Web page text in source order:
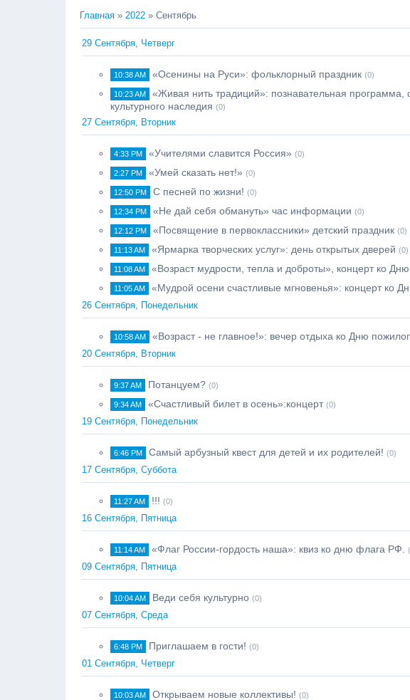
Главная » 2022 » Сентябрь
29 Сентября, Четверг
10:38 AM «Осенины на Руси»: фольклорный праздник (0)
10:23 AM
«Живая нить традиций»: познавательная
культурного наследия (0)
27 Сентября, Вторник
4:33 PM «Учителями славится Россия» (0)
2:27 PM «Умей сказать нет!» (0)
12:50 PM С песней по жизни! (0)
12:34 PM «Не дай себя обмануть» час информации (0)
12:12 PM «Посвящение в первоклассники» детский праздник (0)
11:13 AM «Ярмарка творческих услуг»: день открытых дверей (0)
11:08 AM «Возраст мудрости, тепла и доброты», концерт ко
11:05 AM «Мудрой осени счастливые мгновенья»: концерт ко
26 Сентября, Понедельник
10:58 AM «Возраст - не главное!»: вечер отдыха ко Дню
20 Сентября, Вторник
9:37 AM Потанцуем? (0)
9:34 AM «Счастливый билет в осень»:концерт (0)
19 Сентября, Понедельник
6:46 PM Самый арбузный квест для детей и их родителей! (0)
17 Сентября, Суббота
11:27 AM !!! (0)
16 Сентября, Пятница
11:14 AM «Флаг России-гордость наша»: квиз ко дню флага РФ.
09 Сентября, Пятница
10:04 AM Веди себя культурно (0)
07 Сентября, Среда
6:48 PM Приглашаем в гости! (0)
01 Сентября, Четверг
10:03 AM Открываем новые коллективы! (0)